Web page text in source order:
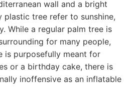
wall and a bright
plastic tree refer to sunshine,
While a regular palm tree is
for many people,
is purposefully meant for
or a birthday cake, there is
inoffensive as an inflatable